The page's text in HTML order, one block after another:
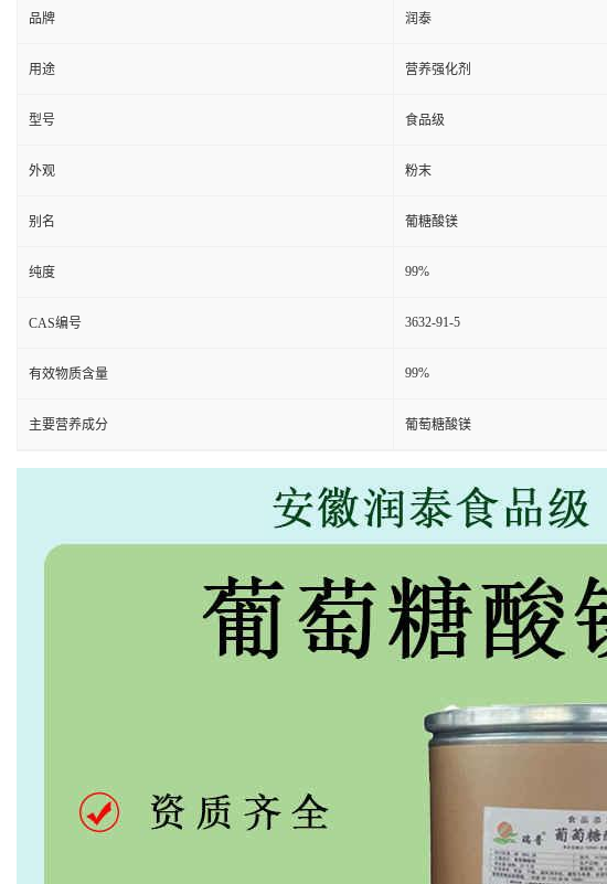
品牌 润泰
用途 营养强化剂
型号 食品级
外观 粉末
别名 葡糖酸镁
纯度 99%
CAS编号 3632-91-5
有效物质含量 99%
主要营养成分 葡萄糖酸镁